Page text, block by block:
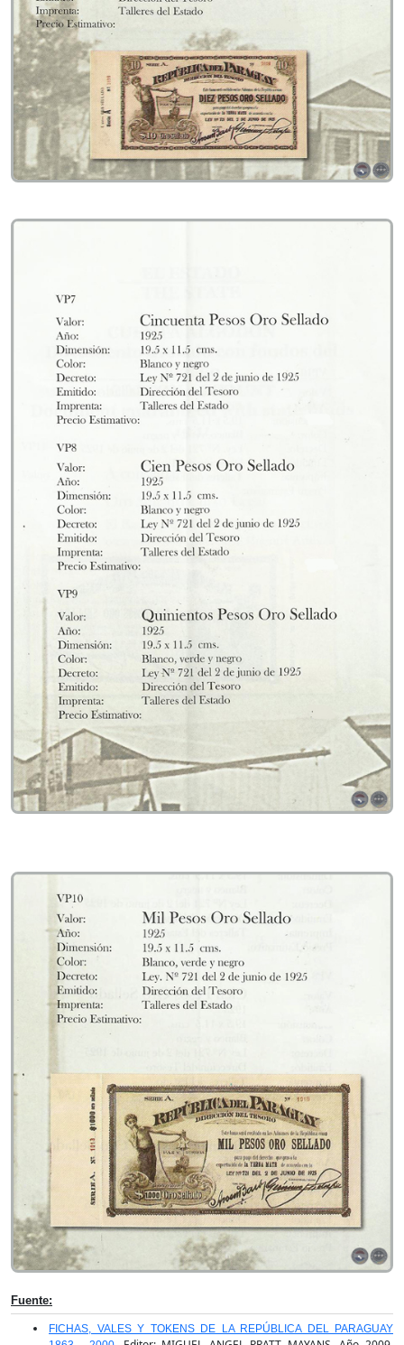
Fuente:
FICHAS, VALES Y TOKENS DE LA REPÚBLICA DEL PARAGUAY